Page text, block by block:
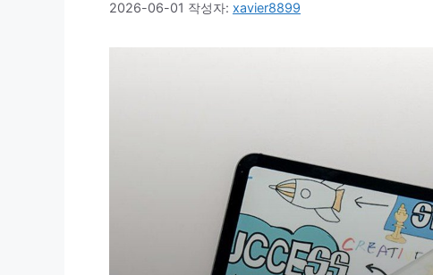
2026-06-01 작성자: xavier8899